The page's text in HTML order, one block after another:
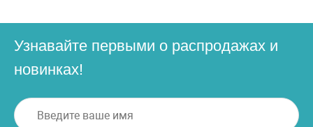
Узнавайте первыми о распродажах и
новинках!